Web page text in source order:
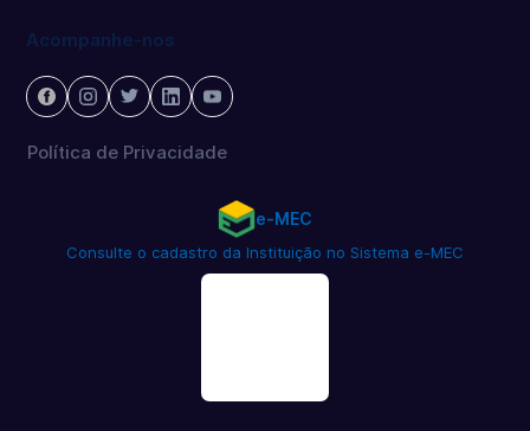
Acompanhe-nos
Política de Privacidade
e-MEC
Consulte o cadastro da Instituição no Sistema e-MEC